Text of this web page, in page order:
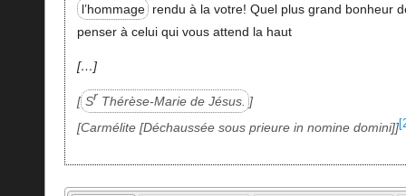
l’hommage rendu à la votre! Quel plus grand bonheur
penser à celui qui vous attend la haut
…
Sr Thérèse-Marie de Jésus.
Carmélite Déchaussée sous prieure in nomine domini